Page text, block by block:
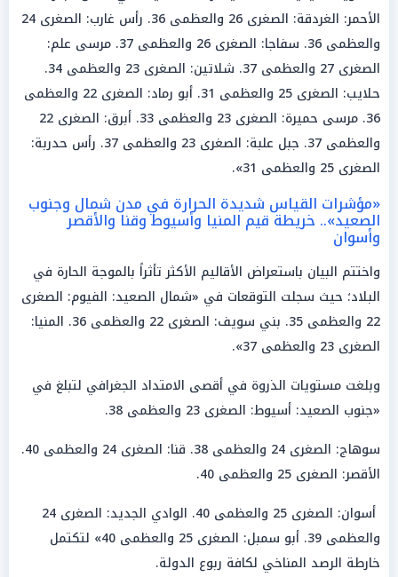
الأحمر: الغردقة: الصغرى 26 والعظمى 36. رأس غارب: الصغرى 24
والعظمى 36. سفاجا: الصغرى 26 والعظمى 37. مرسى علم:
الصغرى 27 والعظمى 37. شلاتين: الصغرى 23 والعظمى 34.
حلايب: الصغرى 25 والعظمى 31. أبو رماد: الصغرى 22 والعظمى
36. مرسى حميرة: الصغرى 23 والعظمى 33. أبرق: الصغرى 22
والعظمى 37. جبل علبة: الصغرى 23 والعظمى 37. رأس حدربة:
الصغرى 25 والعظمى 31».
«مؤشرات القياس شديدة الحرارة في مدن شمال وجنوب
الصعيد».. خريطة قيم المنيا وأسيوط وقنا والأقصر
وأسوان
واختتم البيان باستعراض الأقاليم الأكثر تأثراً بالموجة الحارة في
البلاد؛ حيث سجلت التوقعات في «شمال الصعيد: الفيوم: الصغرى
22 والعظمى 35. بني سويف: الصغرى 22 والعظمى 36. المنيا:
الصغرى 23 والعظمى 37».
وبلغت مستويات الذروة في أقصى الامتداد الجغرافي لتبلغ في
«جنوب الصعيد: أسيوط: الصغرى 23 والعظمى 38.
سوهاج: الصغرى 24 والعظمى 38. قنا: الصغرى 24 والعظمى 40.
الأقصر: الصغرى 25 والعظمى 40.
أسوان: الصغرى 25 والعظمى 40. الوادي الجديد: الصغرى 24
والعظمى 39. أبو سمبل: الصغرى 25 والعظمى 40» لتكتمل
خارطة الرصد المناخي لكافة ربوع الدولة.